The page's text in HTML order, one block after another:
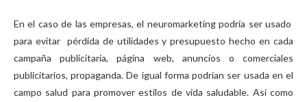
En el caso de las empresas, el neuromarketing podría ser usado
para evitar pérdida de utilidades y presupuesto hecho en cada
campaña publicitaria, página web, anuncios o comerciales
publicitarios, propaganda. De igual forma podrían ser usada en el
campo salud para promover estilos de vida saludable. Así como